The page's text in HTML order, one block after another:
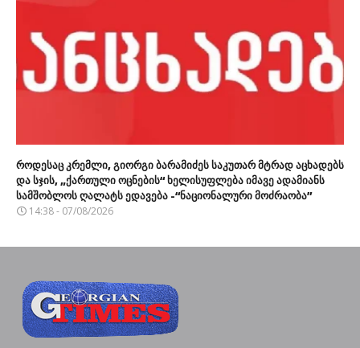
როდესაც კრემლი, გიორგი ბარამიძეს საკუთარ მტრად აცხადებს
და სჯის, „ქართული ოცნების“ ხელისუფლება იმავე ადამიანს
სამშობლოს ღალატს ედავება -“ნაციონალური მოძრაობა”
14:38 - 07/08/2026